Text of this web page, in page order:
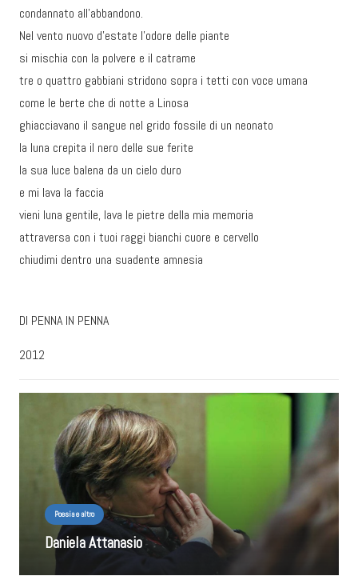
condannato all’abbandono.
Nel vento nuovo d’estate l’odore delle piante
si mischia con la polvere e il catrame
tre o quattro gabbiani stridono sopra i tetti con voce umana
come le berte che di notte a Linosa
ghiacciavano il sangue nel grido fossile di un neonato
la luna crepita il nero delle sue ferite
la sua luce balena da un cielo duro
e mi lava la faccia
vieni luna gentile, lava le pietre della mia memoria
attraversa con i tuoi raggi bianchi cuore e cervello
chiudimi dentro una suadente amnesia
DI PENNA IN PENNA
2012
Poesia e altro
Daniela Attanasio